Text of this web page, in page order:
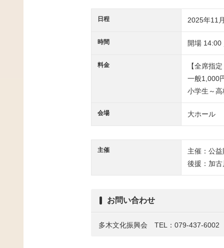
日程 2025年11
時間 開場 14:00
料金
【全席指定
一般1,000
小学生～
会場 大ホール
主催
主催：公
後援：加
お問い合わせ
多木文化振興会 TEL：079-437-6002